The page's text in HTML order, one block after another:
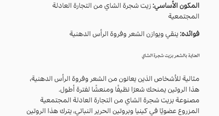
المكون الأساسي:زيت شجرة الشاي من التجارة العادلة
المجتمعية
فوائده:ينقي ويوازن الشعر وفروة الرأس الدهنية
العناية بالشعر بزيت شجرة الشاي
مثالية للأشخاص الذين يعانون من الشعر وفروة الرأس الدهنية،
هذا الروتين يمنحك شعرًا نظيفًا ومنعشًا لفترة أطول.
مصنوعة بزيت شجرة الشاي من التجارة العادلة المجتمعية
المزروع عضويًا في كينيا وبروتين الحرير النباتي، يترك هذا الروتين